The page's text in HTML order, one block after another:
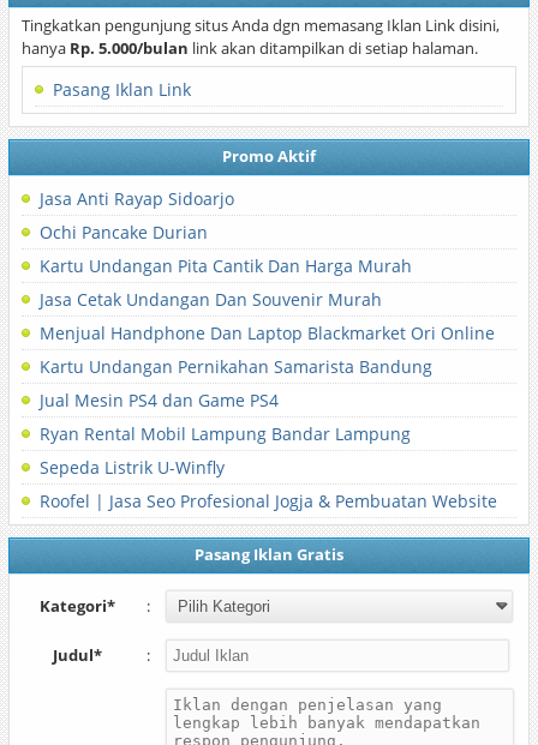
Tingkatkan pengunjung situs Anda dgn memasang Iklan Link disini,
hanya Rp. 5.000/bulan link akan ditampilkan di setiap halaman.
Pasang Iklan Link
Promo Aktif
Jasa Anti Rayap Sidoarjo
Ochi Pancake Durian
Kartu Undangan Pita Cantik Dan Harga Murah
Jasa Cetak Undangan Dan Souvenir Murah
Menjual Handphone Dan Laptop Blackmarket Ori Online
Kartu Undangan Pernikahan Samarista Bandung
Jual Mesin PS4 dan Game PS4
Ryan Rental Mobil Lampung Bandar Lampung
Sepeda Listrik U-Winfly
Roofel | Jasa Seo Profesional Jogja & Pembuatan Website
Pasang Iklan Gratis
Kategori* :
Judul* :